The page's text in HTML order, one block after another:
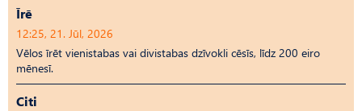
Īrē
12:25, 21. Jūl, 2026
Vēlos īrēt vienistabas vai divistabas dzīvokli cēsīs, līdz 200 eiro
mēnesī.
Citi